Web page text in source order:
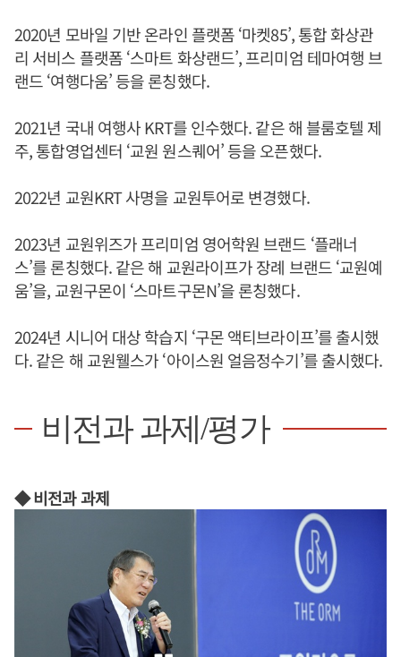
2020년 모바일 기반 온라인 플랫폼 ‘마켓85’, 통합 화상관
리 서비스 플랫폼 ‘스마트 화상랜드’, 프리미엄 테마여행 브
랜드 ‘여행다움’ 등을 론칭했다.
2021년 국내 여행사 KRT를 인수했다. 같은 해 블룸호텔 제
주, 통합영업센터 ‘교원 원스퀘어’ 등을 오픈했다.
2022년 교원KRT 사명을 교원투어로 변경했다.
2023년 교원위즈가 프리미엄 영어학원 브랜드 ‘플래너
스’를 론칭했다. 같은 해 교원라이프가 장례 브랜드 ‘교원예
움’을, 교원구몬이 ‘스마트구몬N’을 론칭했다.
2024년 시니어 대상 학습지 ‘구몬 액티브라이프’를 출시했
다. 같은 해 교원웰스가 ‘아이스원 얼음정수기’를 출시했다.
비전과 과제/평가
◆ 비전과 과제